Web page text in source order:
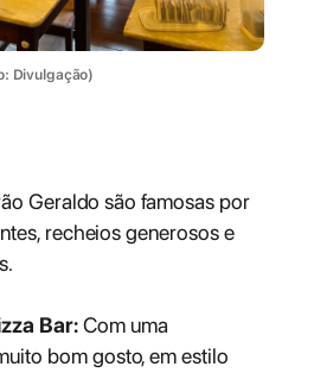
Divulgação)
Geraldo são famosas por
recheios generosos e
Bar:Com uma
bom gosto, em estilo